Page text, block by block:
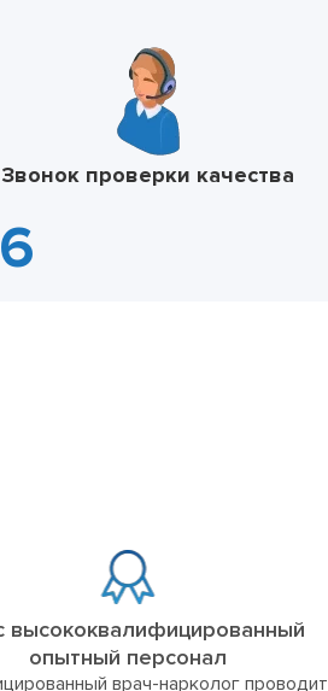
Звонок проверки качества
высококвалифицированный
опытный персонал
врач-нарколог проводит